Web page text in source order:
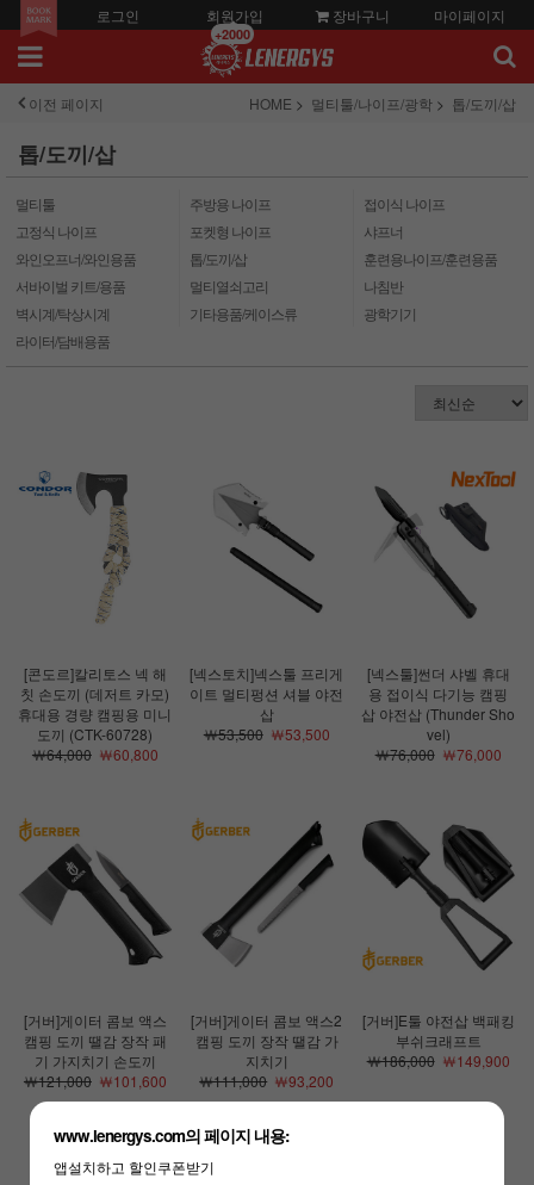
로그인 회원가입
+2000
장바구니 마이페이지
이전 페이지 HOME 멀티툴/나이프/광학 톱/도끼/삽
톱/도끼/삽
멀티툴 주방용 나이프
접이식 나이프
고정식 나이프
포켓형 나이프
샤프너
와인오프너/와인용품
톱/도끼/삽
훈련용나이프/훈련용품
서바이벌 키트/용품
멀티열쇠고리
나침반
벽시계/탁상시계
기타용품/케이스류
광학기기
라이터/담배용품
[콘도르]칼리토스 넥 해
칫 손도끼 (데저트 카모)
휴대용 경량 캠핑용 미니
도끼 (CTK-60728)
￦64,000￦60,800
[넥스토치]넥스툴 프리게
이트 멀티펑션 셔블 야전
삽
￦53,500￦53,500
[넥스툴]썬더 샤벨 휴대
용 접이식 다기능 캠핑
삽 야전삽 (Thunder Sho
vel)
￦76,000￦76,000
[거버]게이터 콤보 액스
캠핑 도끼 땔감 장작 패
기 가지치기 손도끼
￦121,000￦101,600
[거버]게이터 콤보 액스2
캠핑 도끼 장작 땔감 가
지치기
￦111,000 ￦93,200
[거버]E툴 야전삽 백패킹
부쉬크래프트
￦186,000￦149,900
www.lenergys.com의 페이지 내용:
앱설치하고 할인쿠폰받기